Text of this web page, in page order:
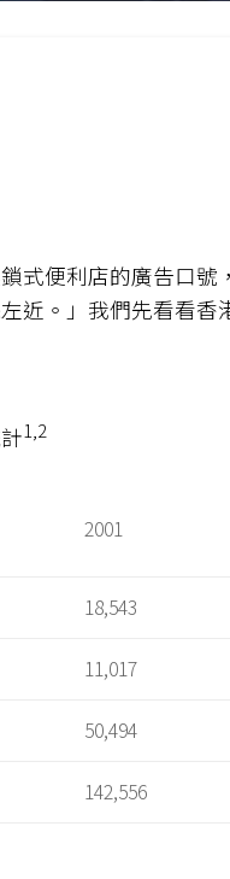
鎖式便利店的廣告口
近。」我們先看看香
1,2
2001
18,543
11,017
50,494
142,556